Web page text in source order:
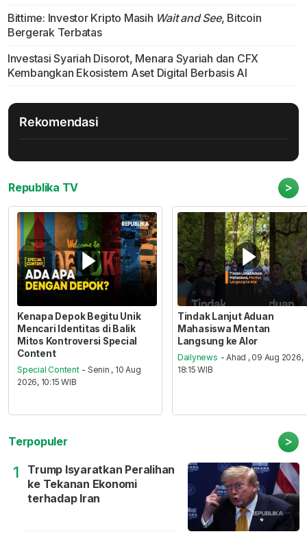
Bittime: Investor Kripto Masih Wait and See, Bitcoin
Bergerak Terbatas
Investasi Syariah Disorot, Menara Syariah dan CFX
Kembangkan Ekosistem Aset Digital Berbasis AI
Rekomendasi
Republika TV >
Kenapa Depok Begitu Unik
Mencari Identitas di Balik
Mitos Kontroversi Special
Content
Special Content - Senin , 10 Aug
2026, 10:15 WIB
Tindak Lanjut Aduan
Mahasiswa Mentan
Langsung ke Alor
Dailynews - Ahad , 09 Aug 2026,
18:15 WIB
Terpopuler >
1
Trump Isyaratkan Peralihan
ke Tekanan Ekonomi
terhadap Iran